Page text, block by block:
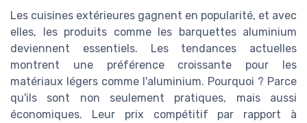
Les cuisines extérieures gagnent en popularité, et avec
elles, les produits comme les barquettes aluminium
deviennent essentiels. Les tendances actuelles
montrent une préférence croissante pour les
matériaux légers comme l'aluminium. Pourquoi ? Parce
qu'ils sont non seulement pratiques, mais aussi
économiques. Leur prix compétitif par rapport à